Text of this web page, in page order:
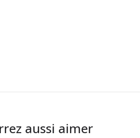
aussi aimer